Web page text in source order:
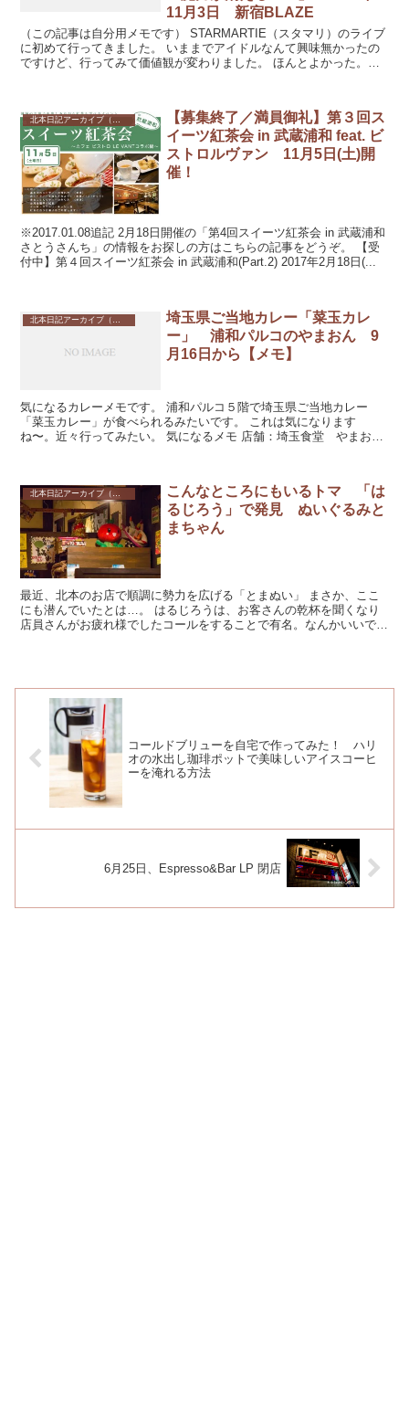
11月3日 新宿BLAZE
（この記事は自分用メモです） STARMARTIE（スタマリ）のライブ
に初めて行ってきました。 いままでアイドルなんて興味無かったの
ですけど、行ってみて価値観が変わりました。 ほんとよかった。ス
北本日記アーカイブ（記録保存）
【募集終了／満員御礼】第３回ス
イーツ紅茶会 in 武蔵浦和 feat. ビ
ストロルヴァン 11月5日(土)開
催！
※2017.01.08追記 2月18日開催の「第4回スイーツ紅茶会 in 武蔵浦和
さとうさんち」の情報をお探しの方はこちらの記事をどうぞ。 【受
付中】第４回スイーツ紅茶会 in 武蔵浦和(Part.2) 2017年2月18日(...
埼玉県ご当地カレー「菜玉カレ
ー」 浦和パルコのやまおん 9
月16日から【メモ】
気になるカレーメモです。 浦和パルコ５階で埼玉県ご当地カレー
「菜玉カレー」が食べられるみたいです。 これは気になります
ね〜。近々行ってみたい。 気になるメモ 店舗：埼玉食堂 やまおん
こんなところにもいるトマ 「は
るじろう」で発見 ぬいぐるみと
まちゃん
最近、北本のお店で順調に勢力を広げる「とまぬい」 まさか、ここ
にも潜んでいたとは…。 はるじろうは、お客さんの乾杯を聞くなり
店員さんがお疲れ様でしたコールをすることで有名。なんかいいです
コールドブリューを自宅で作ってみた！ ハリ
オの水出し珈琲ポットで美味しいアイスコーヒ
ーを淹れる方法
6月25日、Espresso&Bar LP 閉店